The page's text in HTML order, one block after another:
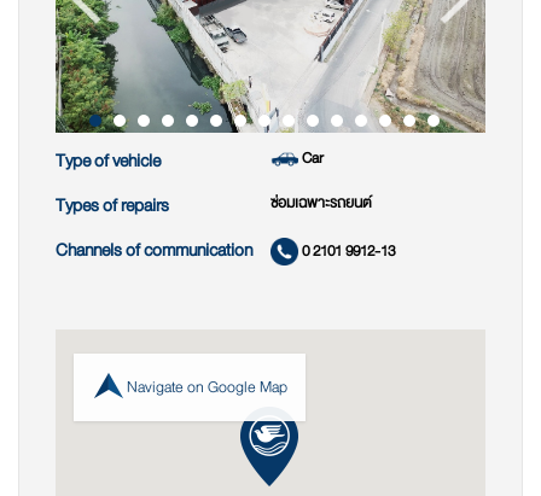
Type of vehicle Car
Types of repairs ซ่อมเฉพาะรถยนต์
Channels of communication 0 2101 9912-13
Navigate on Google Map